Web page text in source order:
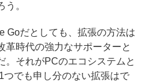
。
Goだとしても、拡張の方法は
革時代の強力なサポーターと
。それがPCのエコシステムと
つでも申し分のない拡張はで